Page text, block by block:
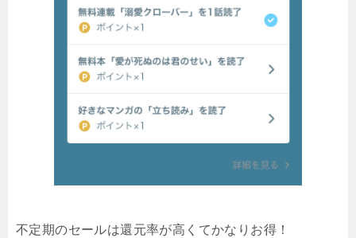
不定期のセールは還元率が高くてかなりお得！